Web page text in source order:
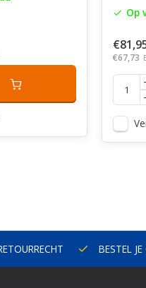
Op
€67,73
BESTEL